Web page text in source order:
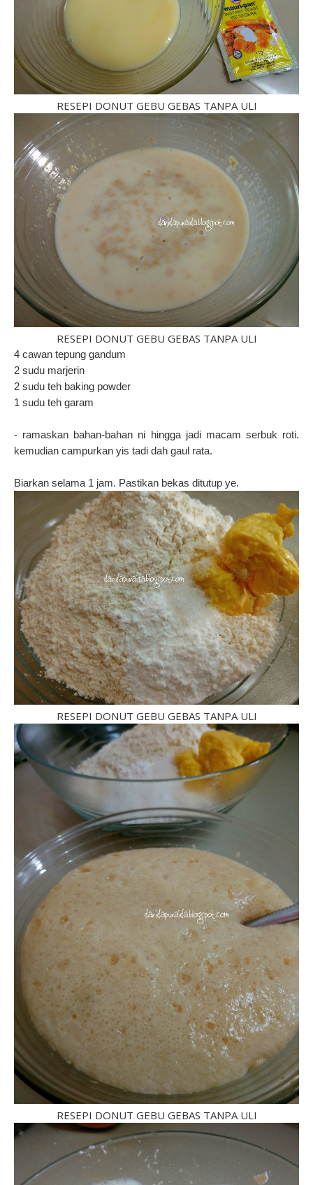
RESEPI DONUT GEBU GEBAS TANPA ULI
RESEPI DONUT GEBU GEBAS TANPA ULI
4 cawan tepung gandum
2 sudu marjerin
2 sudu teh baking powder
1 sudu teh garam
- ramaskan bahan-bahan ni hingga jadi macam serbuk roti.
kemudian campurkan yis tadi dah gaul rata.
Biarkan selama 1 jam. Pastikan bekas ditutup ye.
RESEPI DONUT GEBU GEBAS TANPA ULI
RESEPI DONUT GEBU GEBAS TANPA ULI